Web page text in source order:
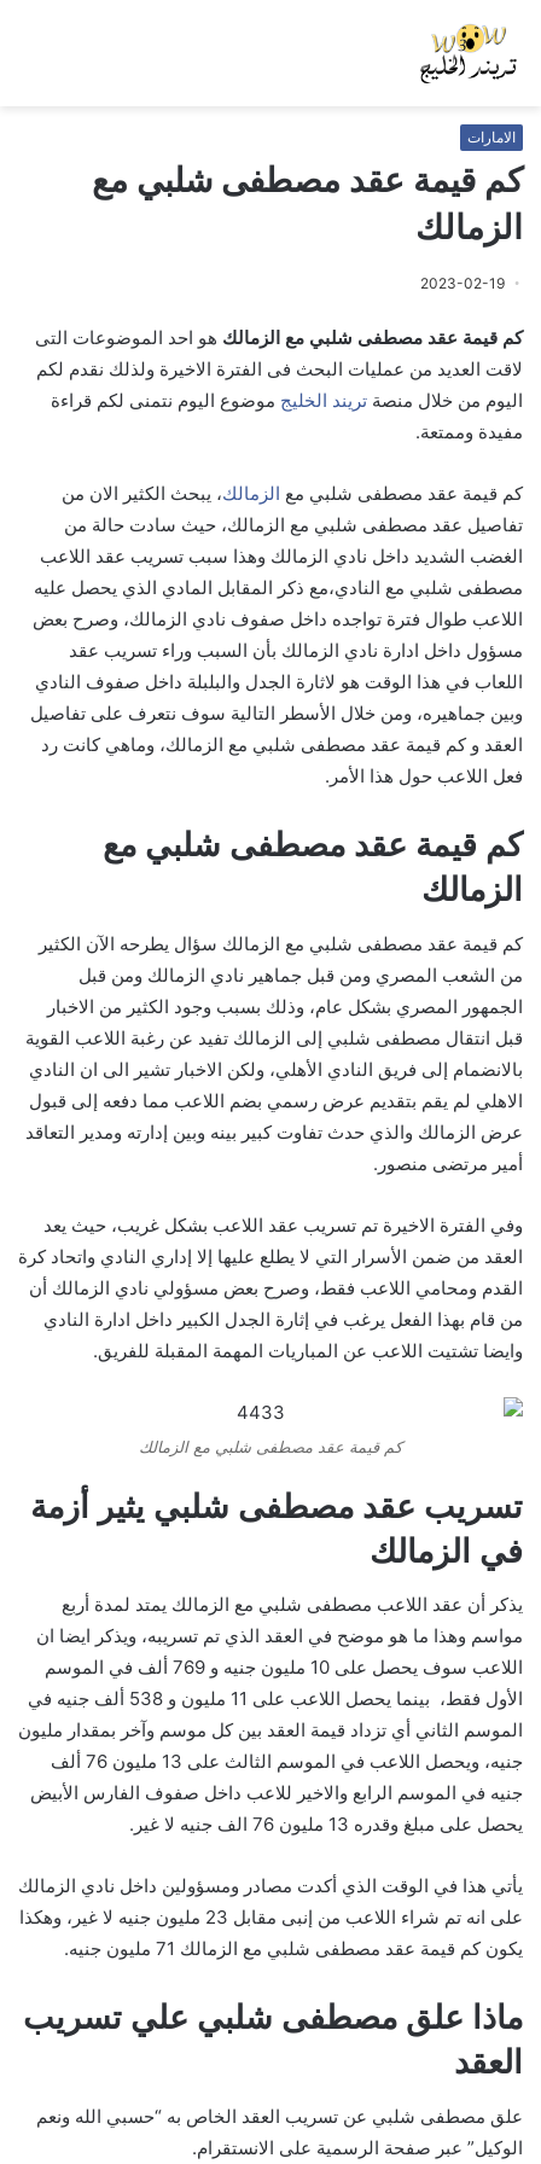
الامارات
كم قيمة عقد مصطفى شلبي مع
الزمالك
2023-02-19
كم قيمة عقد مصطفى شلبي مع الزمالك هو احد الموضوعات التى
لاقت العديد من عمليات البحث فى الفترة الاخيرة ولذلك نقدم لكم
اليوم من خلال منصة تريند الخليج موضوع اليوم نتمنى لكم قراءة
مفيدة وممتعة.
كم قيمة عقد مصطفى شلبي مع الزمالك، يبحث الكثير الان من
تفاصيل عقد مصطفى شلبي مع الزمالك، حيث سادت حالة من
الغضب الشديد داخل نادي الزمالك وهذا سبب تسريب عقد اللاعب
مصطفى شلبي مع النادي،مع ذكر المقابل المادي الذي يحصل عليه
اللاعب طوال فترة تواجده داخل صفوف نادي الزمالك، وصرح بعض
مسؤول داخل ادارة نادي الزمالك بأن السبب وراء تسريب عقد
اللعاب في هذا الوقت هو لاثارة الجدل والبلبلة داخل صفوف النادي
وبين جماهيره، ومن خلال الأسطر التالية سوف نتعرف على تفاصيل
العقد و كم قيمة عقد مصطفى شلبي مع الزمالك، وماهي كانت رد
فعل اللاعب حول هذا الأمر.
كم قيمة عقد مصطفى شلبي مع
الزمالك
كم قيمة عقد مصطفى شلبي مع الزمالك سؤال يطرحه الآن الكثير
من الشعب المصري ومن قبل جماهير نادي الزمالك ومن قبل
الجمهور المصري بشكل عام، وذلك بسبب وجود الكثير من الاخبار
قبل انتقال مصطفى شلبي إلى الزمالك تفيد عن رغبة اللاعب القوية
بالانضمام إلى فريق النادي الأهلي، ولكن الاخبار تشير الى ان النادي
الاهلي لم يقم بتقديم عرض رسمي بضم اللاعب مما دفعه إلى قبول
عرض الزمالك والذي حدث تفاوت كبير بينه وبين إدارته ومدير التعاقد
أمير مرتضى منصور.
وفي الفترة الاخيرة تم تسريب عقد اللاعب بشكل غريب، حيث يعد
العقد من ضمن الأسرار التي لا يطلع عليها إلا إداري النادي واتحاد كرة
القدم ومحامي اللاعب فقط، وصرح بعض مسؤولي نادي الزمالك أن
من قام بهذا الفعل يرغب في إثارة الجدل الكبير داخل ادارة النادي
وايضا تشتيت اللاعب عن المباريات المهمة المقبلة للفريق.
كم قيمة عقد مصطفى شلبي مع الزمالك
تسريب عقد مصطفى شلبي يثير أزمة
في الزمالك
يذكر أن عقد اللاعب مصطفى شلبي مع الزمالك يمتد لمدة أربع
مواسم وهذا ما هو موضح في العقد الذي تم تسريبه، ويذكر ايضا ان
اللاعب سوف يحصل على 10 مليون جنيه و 769 ألف في الموسم
الأول فقط، بينما يحصل اللاعب على 11 مليون و 538 ألف جنيه في
الموسم الثاني أي تزداد قيمة العقد بين كل موسم وآخر بمقدار مليون
جنيه، ويحصل اللاعب في الموسم الثالث على 13 مليون 76 ألف
جنيه في الموسم الرابع والاخير للاعب داخل صفوف الفارس الأبيض
يحصل على مبلغ وقدره 13 مليون 76 الف جنيه لا غير.
يأتي هذا في الوقت الذي أكدت مصادر ومسؤولين داخل نادي الزمالك
على انه تم شراء اللاعب من إنبى مقابل 23 مليون جنيه لا غير، وهكذا
يكون كم قيمة عقد مصطفى شلبي مع الزمالك 71 مليون جنيه.
ماذا علق مصطفى شلبي علي تسريب
العقد
علق مصطفى شلبي عن تسريب العقد الخاص به “حسبي الله ونعم
الوكيل” عبر صفحة الرسمية على الانستقرام.